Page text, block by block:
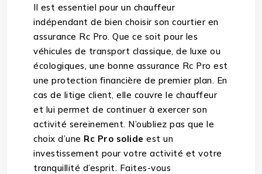
Il est essentiel pour un chauffeur
indépendant de bien choisir son courtier en
assurance Rc Pro. Que ce soit pour les
véhicules de transport classique, de luxe ou
écologiques, une bonne assurance Rc Pro est
une protection financière de premier plan. En
cas de litige client, elle couvre le chauffeur
et lui permet de continuer à exercer son
activité sereinement. N’oubliez pas que le
choix d’une Rc Pro solide est un
investissement pour votre activité et votre
tranquillité d’esprit. Faites-vous